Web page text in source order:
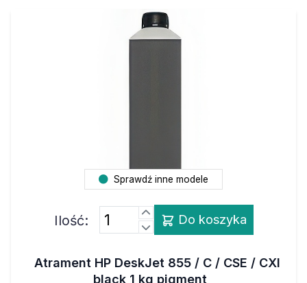
Sprawdź inne modele
Ilość: Do koszyka
Atrament HP DeskJet 855 / C / CSE / CXI
black 1 kg pigment